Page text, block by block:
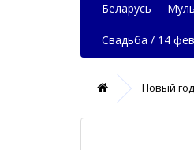
Беларусь
Свадьба / 14
Новый